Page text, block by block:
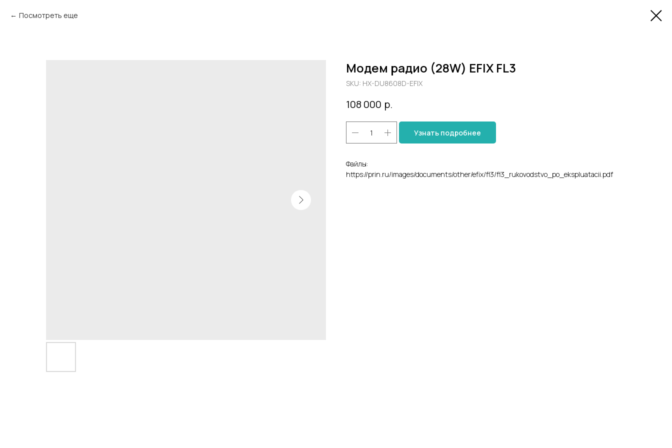
Посмотреть еще
Модем радио (28W) EFIX FL3
SKU: HX-DU8608D-EFIX
108 000 р.
Узнать подробнее
Файлы:
https://prin.ru/images/documents/other/efix/fl3/fl3_rukovodstvo_po_ekspluatacii.pdf